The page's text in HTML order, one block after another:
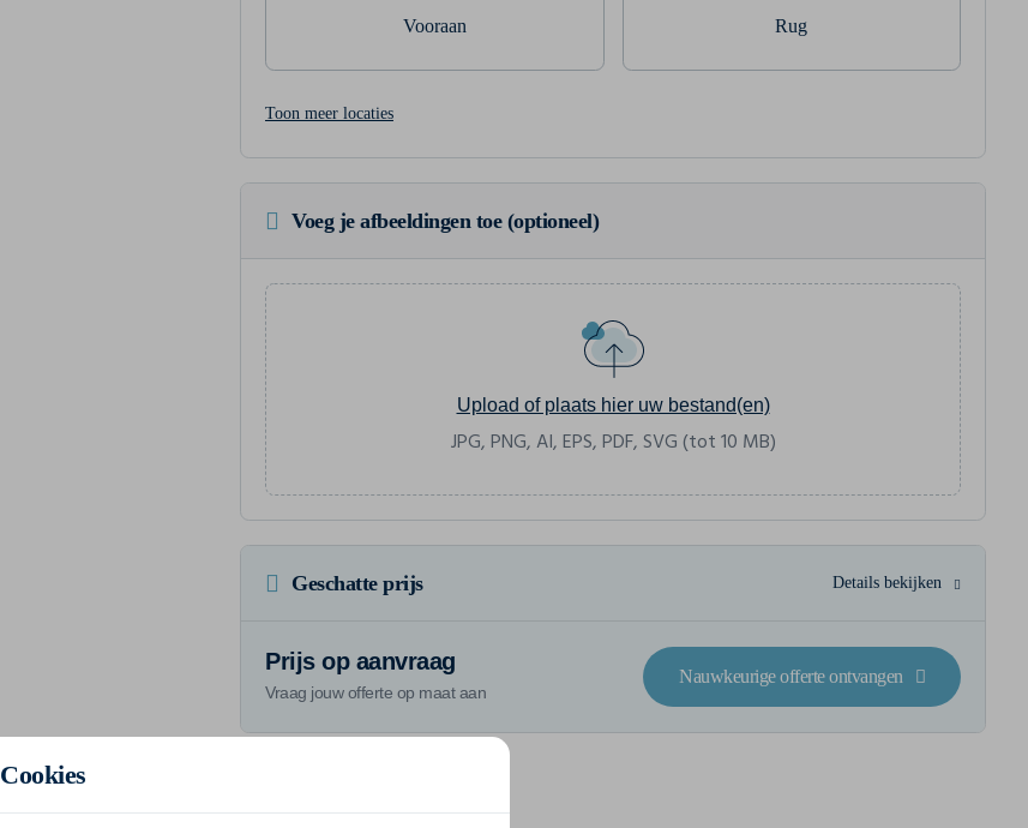
Vooraan Rug
Toon meer locaties
Voeg je afbeeldingen toe (optioneel)
Upload of plaats hier uw bestand(en)
JPG, PNG, AI, EPS, PDF, SVG (tot 10 MB)
Geschatte prijs Details bekijken
Prijs op aanvraag
Vraag jouw offerte op maat aan
Nauwkeurige offerte ontvangen
Cookies